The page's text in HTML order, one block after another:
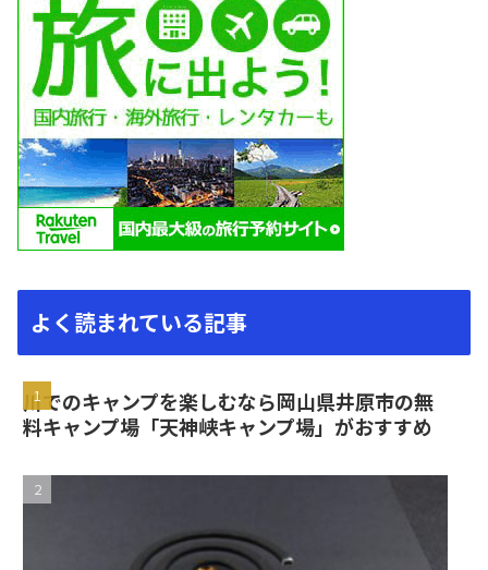
よく読まれている記事
川でのキャンプを楽しむなら岡山県井原市の無
料キャンプ場「天神峡キャンプ場」がおすすめ